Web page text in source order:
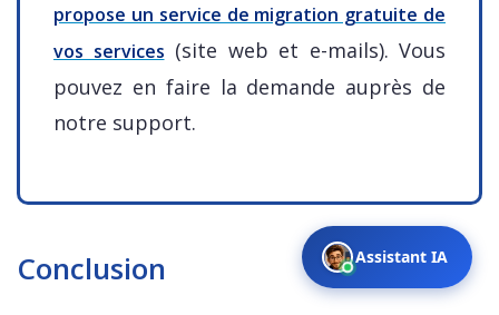
propose un service de migration gratuite de
vos services (site web et e-mails). Vous
pouvez en faire la demande auprès de
notre support.
Conclusion Assistant IA